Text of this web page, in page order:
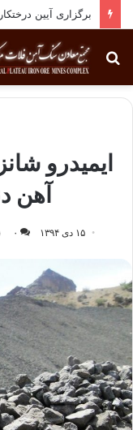
برگزاری آیین درختکاری به یاد
جستجو
برای
ایمیدرو
آهن
۱۵ دی ۱۳۹۴ ۰